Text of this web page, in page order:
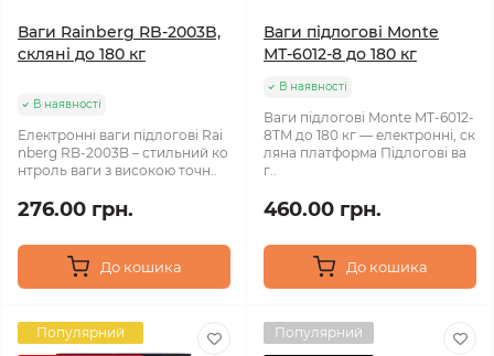
Ваги Rainberg RB‑2003B,
скляні до 180 кг
В наявності
Електронні ваги підлогові Rai
nberg RB‑2003B – стильний ко
нтроль ваги з високою точн..
276.00 грн.
До кошика
Ваги підлогові Monte
МТ-6012-8 до 180 кг
В наявності
Ваги підлогові Monte MT-6012-
8TM до 180 кг — електронні, ск
ляна платформа Підлогові ва
г..
460.00 грн.
До кошика
Популярний
Популярний